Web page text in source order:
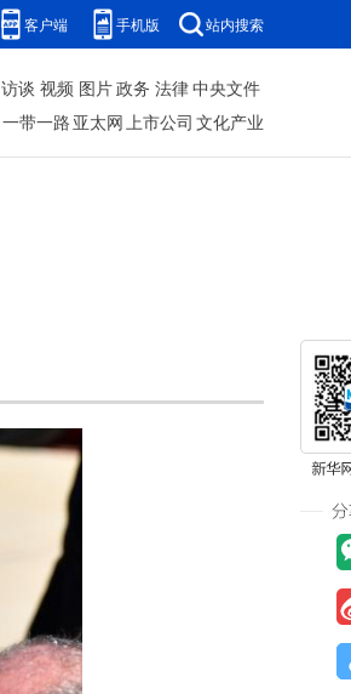
客户端 手机版 站内搜索
访谈 视频 图片政务 法律中央文件
一带一路 亚太网上市公司 文化产业